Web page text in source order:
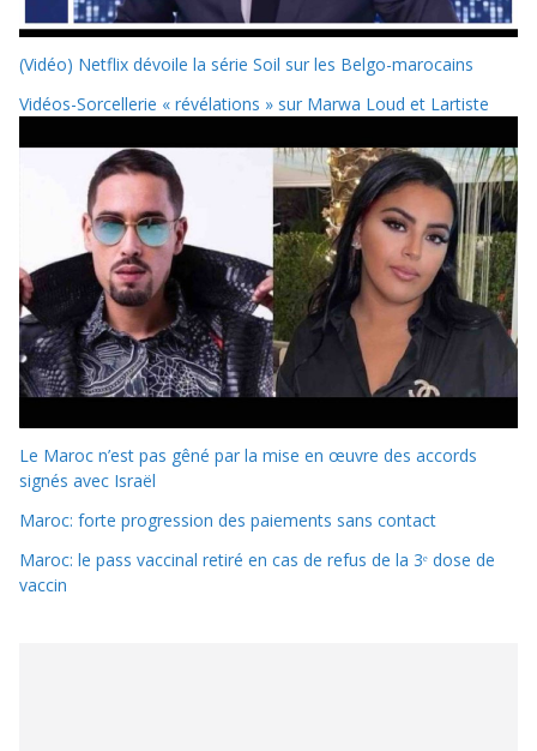
(Vidéo) Netflix dévoile la série Soil sur les Belgo-marocains
Vidéos-Sorcellerie « révélations » sur Marwa Loud et Lartiste
Le Maroc n’est pas gêné par la mise en œuvre des accords
signés avec Israël
Maroc: forte progression des paiements sans contact
Maroc: le pass vaccinal retiré en cas de refus de la 3ᵉ dose de
vaccin